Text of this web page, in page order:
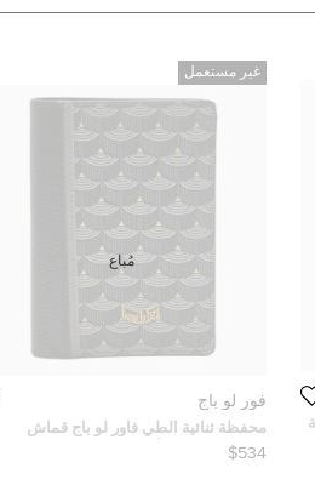
غير مستعمل
فور لو باج
محفظة ثنائية الطي فاور لو باج قماش
وكانفاس رمادي/أسود مقوى وجلد
$534
مُباع